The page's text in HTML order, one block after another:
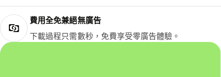
費用全免兼絕無廣告
下載過程只需數秒，免費享受零廣告體驗。